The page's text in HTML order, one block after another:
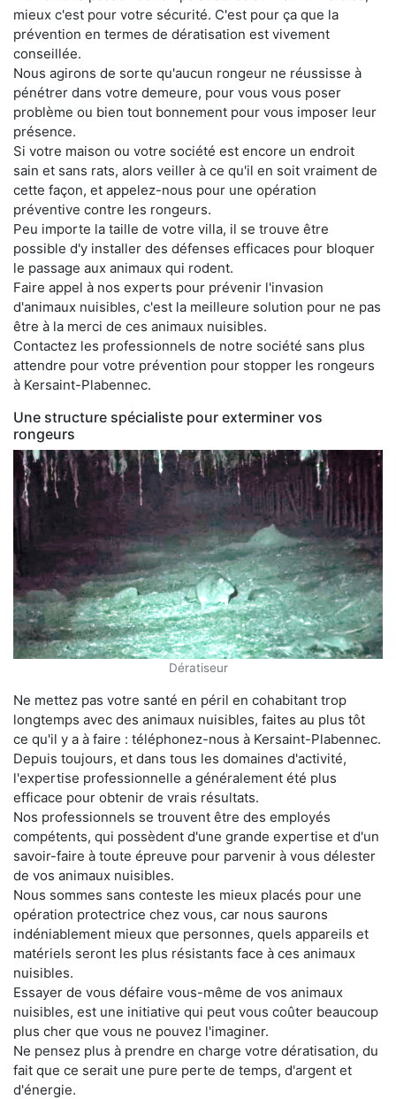
mieux c'est pour votre sécurité. C'est pour ça que la
prévention en termes de dératisation est vivement
conseillée.
Nous agirons de sorte qu'aucun rongeur ne réussisse à
pénétrer dans votre demeure, pour vous vous poser
problème ou bien tout bonnement pour vous imposer leur
présence.
Si votre maison ou votre société est encore un endroit
sain et sans rats, alors veiller à ce qu'il en soit vraiment de
cette façon, et appelez-nous pour une opération
préventive contre les rongeurs.
Peu importe la taille de votre villa, il se trouve être
possible d'y installer des défenses efficaces pour bloquer
le passage aux animaux qui rodent.
Faire appel à nos experts pour prévenir l'invasion
d'animaux nuisibles, c'est la meilleure solution pour ne pas
être à la merci de ces animaux nuisibles.
Contactez les professionnels de notre société sans plus
attendre pour votre prévention pour stopper les rongeurs
à Kersaint-Plabennec.
Une structure spécialiste pour exterminer vos
rongeurs
Dératiseur
Ne mettez pas votre santé en péril en cohabitant trop
longtemps avec des animaux nuisibles, faites au plus tôt
ce qu'il y a à faire : téléphonez-nous à Kersaint-Plabennec.
Depuis toujours, et dans tous les domaines d'activité,
l'expertise professionnelle a généralement été plus
efficace pour obtenir de vrais résultats.
Nos professionnels se trouvent être des employés
compétents, qui possèdent d'une grande expertise et d'un
savoir-faire à toute épreuve pour parvenir à vous délester
de vos animaux nuisibles.
Nous sommes sans conteste les mieux placés pour une
opération protectrice chez vous, car nous saurons
indéniablement mieux que personnes, quels appareils et
matériels seront les plus résistants face à ces animaux
nuisibles.
Essayer de vous défaire vous-même de vos animaux
nuisibles, est une initiative qui peut vous coûter beaucoup
plus cher que vous ne pouvez l'imaginer.
Ne pensez plus à prendre en charge votre dératisation, du
fait que ce serait une pure perte de temps, d'argent et
d'énergie.